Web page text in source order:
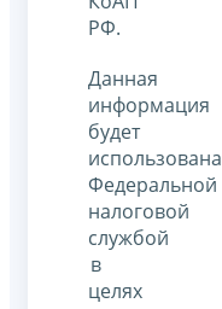
РФ.
Данная
информация
будет
использована
Федеральной
налоговой
службой
в
целях